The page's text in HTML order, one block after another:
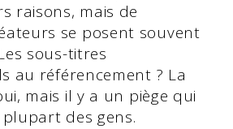
raisons, mais de
se posent souvent
sous-titres
au référencement ? La
mais il y a un piège qui
des gens.